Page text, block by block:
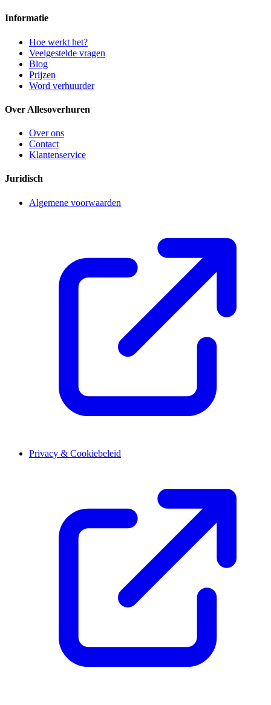
Informatie
Hoe werkt het?
Veelgestelde vragen
Blog
Prijzen
Word verhuurder
Over Allesoverhuren
Over ons
Contact
Klantenservice
Juridisch
Algemene voorwaarden
Privacy & Cookiebeleid